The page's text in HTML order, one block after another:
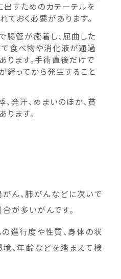
出すためのカテーテルを
おく必要があります。
管が癒着し、屈曲した
で食べ物や消化液が通過
ります。手術直後だけで
経ってから発生すること
発汗、めまいのほか、貧
ます。
ん、肺がんなどに次いで
が多いがんです。
進行度や性質、身体の状
、年齢などを踏まえて検